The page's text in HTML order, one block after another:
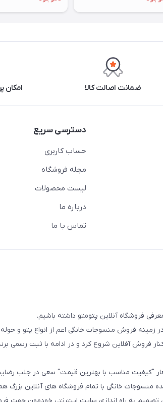
ضمانت اصالت کالا امکان
دسترسی سریع
حساب کاربری
مجله فروشگاه
لیست محصولات
درباره ما
تماس با ما
فروشگاه آنلاین پتومتو داشته باشیم.
فروشگاه پتومتو فعالیت خود را از سال 1393در زمینه فروش منسوجات خانگی
فروش آفلاین شروع کرد و در ادامه با ثبت رسمی
"کیفیت مناسب با بهترین قیمت" سعی در جلب
منسوجات خانگی با تمام فروشگاه های آنلاین بزرگ